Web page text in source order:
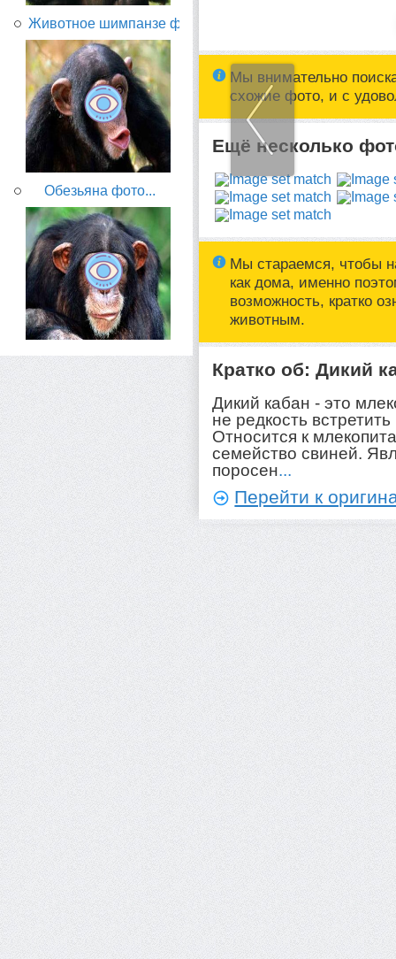
Животное шимпанзе фото...
Обезьяна фото...
Мы внимательно
схожие фото, и с
Ещё несколько
Мы стараемся, чтобы
как дома, именно
возможность, кратко
животным.
Кратко об: Дикий
Дикий кабан - это
не редкость
Относится к
семейство свиней.
поросен...
Перейти к